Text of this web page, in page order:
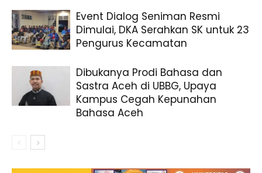
Event Dialog Seniman Resmi
Dimulai, DKA Serahkan SK untuk 23
Pengurus Kecamatan
Dibukanya Prodi Bahasa dan
Sastra Aceh di UBBG, Upaya
Kampus Cegah Kepunahan
Bahasa Aceh